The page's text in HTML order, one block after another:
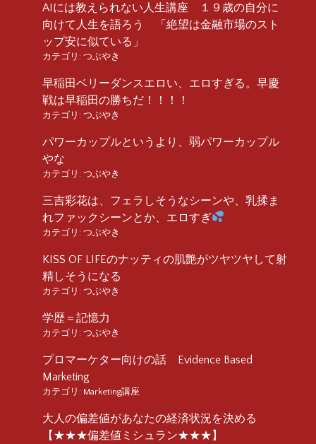
AIには教えられない人生講座 １９歳の自分に
向けて人生を語ろう 「絶望は金融市場のスト
ップ安に似ている」
カテゴリ: つぶやき
早稲田ベリーダンスエロい、エロすぎる。早慶
戦は早稲田の勝ちだ！！！！
カテゴリ: つぶやき
パワーカップルというより、弱パワーカップル
やな
カテゴリ: つぶやき
三吉彩花は、フェラしそうなシーンや、乳揉ま
れファックシーンとか、エロすぎ
カテゴリ: つぶやき
KISS OF LIFEのナッティの肌艶がツヤツヤして射
精しそうになる
カテゴリ: つぶやき
学歴＝記憶力
カテゴリ: つぶやき
プロマーケター向けの話 Evidence Based
Marketing
カテゴリ: Marketing講座
大人の偏差値があなたの経済状況を決める
【★★★偏差値ミシュラン★★★】